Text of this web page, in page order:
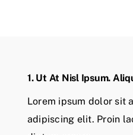
1. Ut At Nisl Ipsum.
Lorem ipsum dolor sit
adipiscing elit. Proin